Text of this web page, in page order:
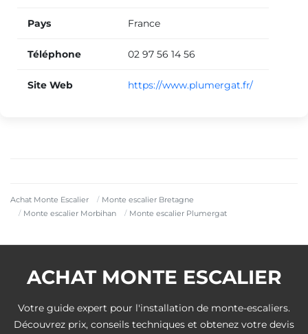
Achat Monte Escalier
Monte escalier Bretagne
Monte escalier Morbihan
Monte escalier Plumergat
Pays France
Téléphone 02 97 56 14 56
Site Web https://www.plumergat.fr/
ACHAT MONTE ESCALIER
Votre guide expert pour l'installation de monte-escaliers.
Découvrez prix, conseils techniques et obtenez votre devis